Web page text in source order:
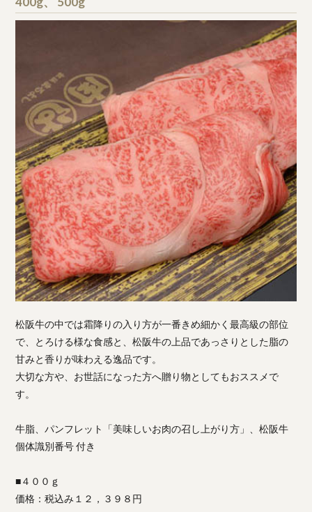
松阪牛の中では霜降りの入り方が一番きめ細かく最高級の部位
で、とろける様な食感と、松阪牛の上品であっさりとした脂の
甘みと香りが味わえる逸品です。
大切な方や、お世話になった方へ贈り物としてもおススメで
す。
牛脂、パンフレット「美味しいお肉の召し上がり方」、松阪牛
個体識別番号 付き
■４００ｇ
価格：税込み１２，３９８円